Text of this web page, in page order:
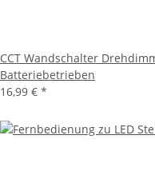
CCT Wandschalter
Batteriebetrieben
16,99 € *